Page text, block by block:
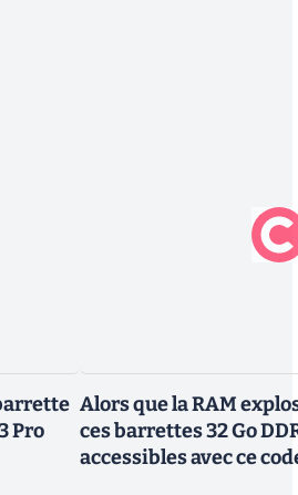
Pro
Alors que la RAM
ces barrettes 32 Go
accessibles avec ce